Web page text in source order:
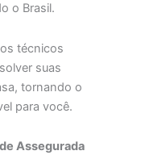
o Brasil.
técnicos
suas
tornando o
para você.
Assegurada